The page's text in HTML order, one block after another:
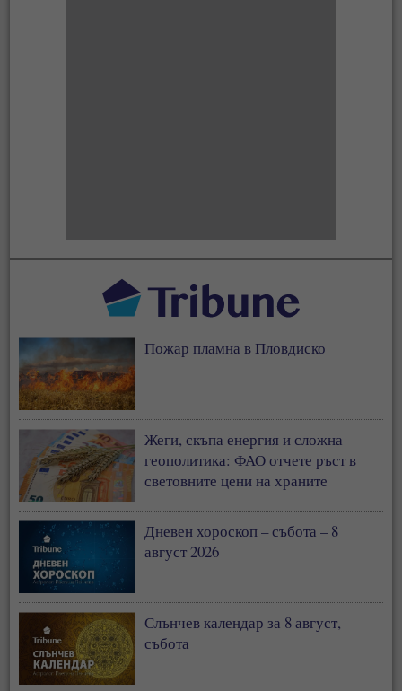
Пожар пламна в Пловдиско
Жеги, скъпа енергия и сложна
геополитика: ФАО отчете ръст в
световните цени на храните
Дневен хороскоп – събота – 8
август 2026
Слънчев календар за 8 август,
събота